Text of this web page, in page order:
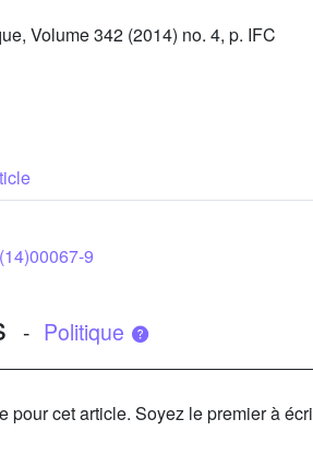
Volume 342 (2014) no. 4, p. IFC
9
- Politique
pour cet article. Soyez le premier à